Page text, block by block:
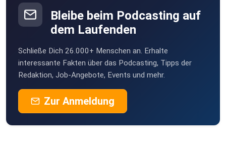
Kammeltal
MariaKn
89611
Bleibe beim Podcasting auf
dem Laufenden
Schließe Dich 26.000+ Menschen an. Erhalte
interessante Fakten über das Podcasting, Tipps der
Redaktion, Job-Angebote, Events und mehr.
Zur Anmeldung